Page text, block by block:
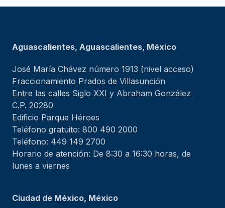
Aguascalientes, Aguascalientes, México
José María Chávez número 1913 (nivel acceso)
Fraccionamiento Prados de Villasunción
Entre las calles Siglo XXI y Abraham González
C.P. 20280
Edificio Parque Héroes
Teléfono gratuito: 800 490 2000
Teléfono: 449 149 2700
Horario de atención: De 8:30 a 16:30 horas, de
lunes a viernes
Ciudad de México, México